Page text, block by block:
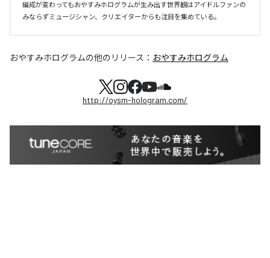
編成が変わってもおやすみホログラムが⽣み出す世界観はアイドルファンの
おやすみホログラムの他のリリース： おやすみホログラム
http://oysm-hologram.com/